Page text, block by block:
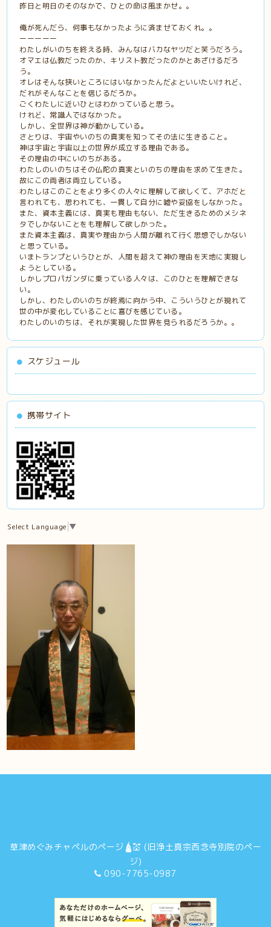
昨日と明日のそのなかで、ひとの命は風まかせ。。
俺が死んだら、何事もなかったように済ませておくれ。。
ーーーーー
わたしがいのちを終える時、みんなはバカなヤツだと笑うだろう。
オマエは仏教だったのか、キリスト教だったのかとあざけるだろ
う。
オレはそんな狭いところにはいなかったんだよといいたいけれど、
だれがそんなことを信じるだろか。
ごくわたしに近いひとはわかっていると思う。
けれど、常識人ではなかった。
しかし、全世界は神が動かしている。
さとりは、宇宙やいのちの真実を知ってその法に生きること。
神は宇宙と宇宙以上の世界が成立する理由である。
その理由の中にいのちがある。
わたしのいのちはその仏陀の真実といのちの理由を求めて生きた。
故にこの両者は両立している。
わたしはこのことをより多くの人々に理解して欲しくて、アホだと
言われても、思われても、一貫して自分に嘘や妥協をしなかった。
また、資本主義には、真実も理由もない、ただ生きるためのメシネ
タでしかないことをも理解して欲しかった。
また資本主義は、真実や理由から人間が離れて行く思想でしかない
と思っている。
いまトランプというひとが、人間を超えて神の理由を天地に実現し
ようとしている。
しかしプロパガンダに乗っている人々は、このひとを理解できな
い。
しかし、わたしのいのちが終焉に向かう中、こういうひとが現れて
世の中が変化していることに喜びを感じている。
わたしのいのちは、それが実現した世界を見られるだろうか。。
スケジュール
携帯サイト
Select Language ▼
草津めぐみチャペルのページ🛕💒 (旧浄土真宗西念寺別院のペー
ジ)
090-7765-0987